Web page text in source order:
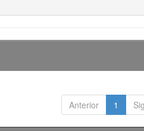
Anterior 1